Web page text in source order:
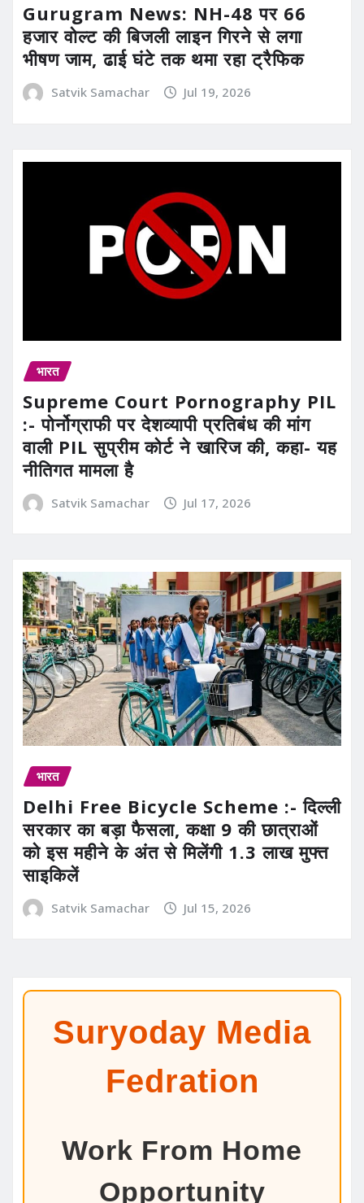
Gurugram News: NH-48 पर 66
हजार वोल्ट की बिजली लाइन गिरने से लगा
भीषण जाम, ढाई घंटे तक थमा रहा ट्रैफिक
Satvik Samachar Jul 19, 2026
भारत
Supreme Court Pornography PIL
:- पोर्नोग्राफी पर देशव्यापी प्रतिबंध की मांग
वाली PIL सुप्रीम कोर्ट ने खारिज की, कहा- यह
नीतिगत मामला है
Satvik Samachar Jul 17, 2026
भारत
Delhi Free Bicycle Scheme :- दिल्ली
सरकार का बड़ा फैसला, कक्षा 9 की छात्राओं
को इस महीने के अंत से मिलेंगी 1.3 लाख मुफ्त
साइकिलें
Satvik Samachar Jul 15, 2026
Suryoday Media
Fedration
Work From Home
Opportunity